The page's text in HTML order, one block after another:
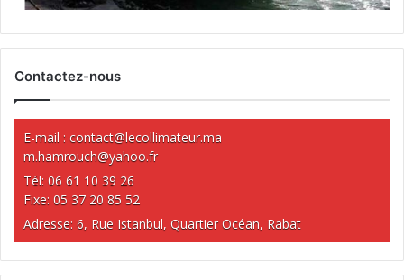
Contactez-nous
E-mail : contact@lecollimateur.ma
m.hamrouch@yahoo.fr
Tél: 06 61 10 39 26
Fixe: 05 37 20 85 52
Adresse: 6, Rue Istanbul, Quartier Océan, Rabat